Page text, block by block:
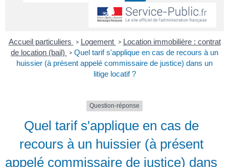
Accueil particuliers > Logement > Location immobilière : contrat
de location (bail)
> Quel tarif s'applique en cas de recours à un
huissier (à présent appelé commissaire de justice) dans un
litige locatif ?
Question-réponse
Quel tarif s'applique en cas de
recours à un huissier (à présent
appelé commissaire de justice) dans